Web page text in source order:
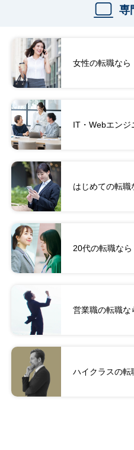
専
女性の転職なら
IT・Webエンジ
はじめての転職
20代の転職なら
営業職の転職な
ハイクラスの転